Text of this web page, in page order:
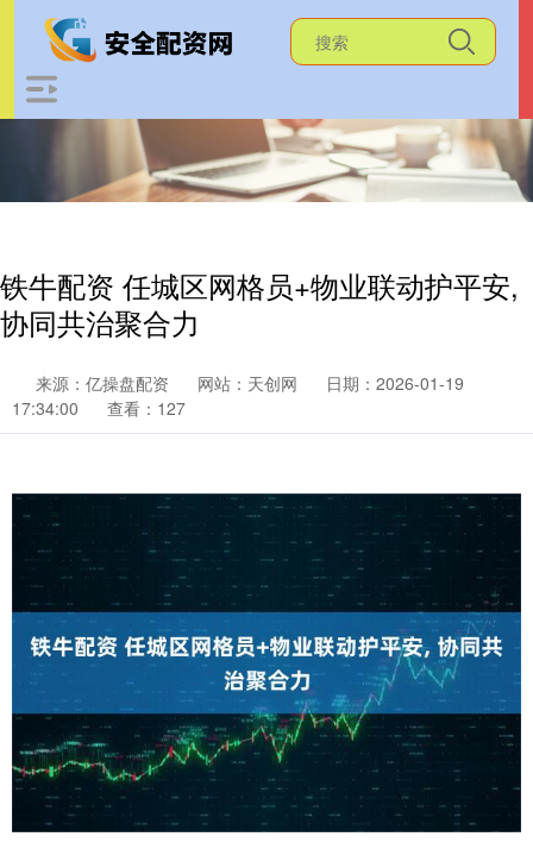
铁牛配资 任城区网格员+物业联动护平安,
协同共治聚合力
来源：亿操盘配资 网站：天创网
日期：2026-01-19
17:34:00
查看：127